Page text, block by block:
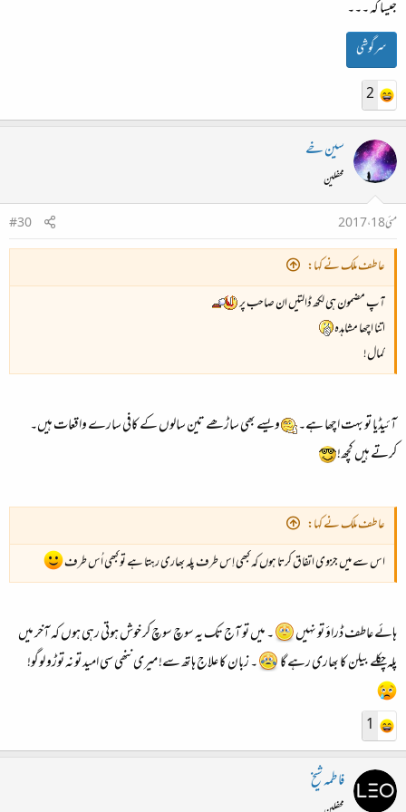
جیسا کہ ۔۔۔
سرگوشی
2
سین خے
محفلین
مئی 18، 2017
#30
عاطف ملک نے کہا:
آپ مضمون ہی لکھ ڈالتیں ان صاحب پر
اتنا اچھا مشاہدہ
کمال!
آئیڈیا تو بہت اچھا ہے۔
ویسے بھی ساڑھے تین سالوں کے کافی سارے واقعات ہیں۔
کرتے ہیں کچھ!
عاطف ملک نے کہا:
اس سے میں جزوی اتفاق کرتا ہوں کہ کبھی اِس طرف پلہ بھاری رہتا ہے تو کبھی اُس طرف
ہائے عاطف ڈراؤ تو نہیں
۔ میں تو آج تک یہ سوچ سوچ کر خوش ہوتی رہی ہوں کہ آخر میں
پلہ چکلے بیلن کا بھاری رہے گا
۔ زبان کا علاج ہاتھ سے! میری ننھی سی امید تو نہ توڑو لوگو!
1
فاطمہ شیخ